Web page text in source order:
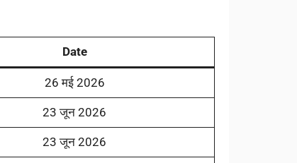
Date
26 मई 2026
23 जून 2026
23 जून 2026